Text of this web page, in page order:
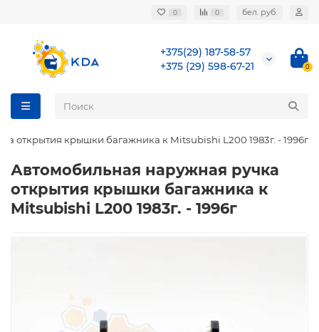
0 0 бел. руб.
+375(29) 187-58-57
+375 (29) 598-67-21
0
открытия крышки багажника к Mitsubishi L200 1983г. - 1996г
Автомобильная наружная ручка
открытия крышки багажника к
Mitsubishi L200 1983г. - 1996г